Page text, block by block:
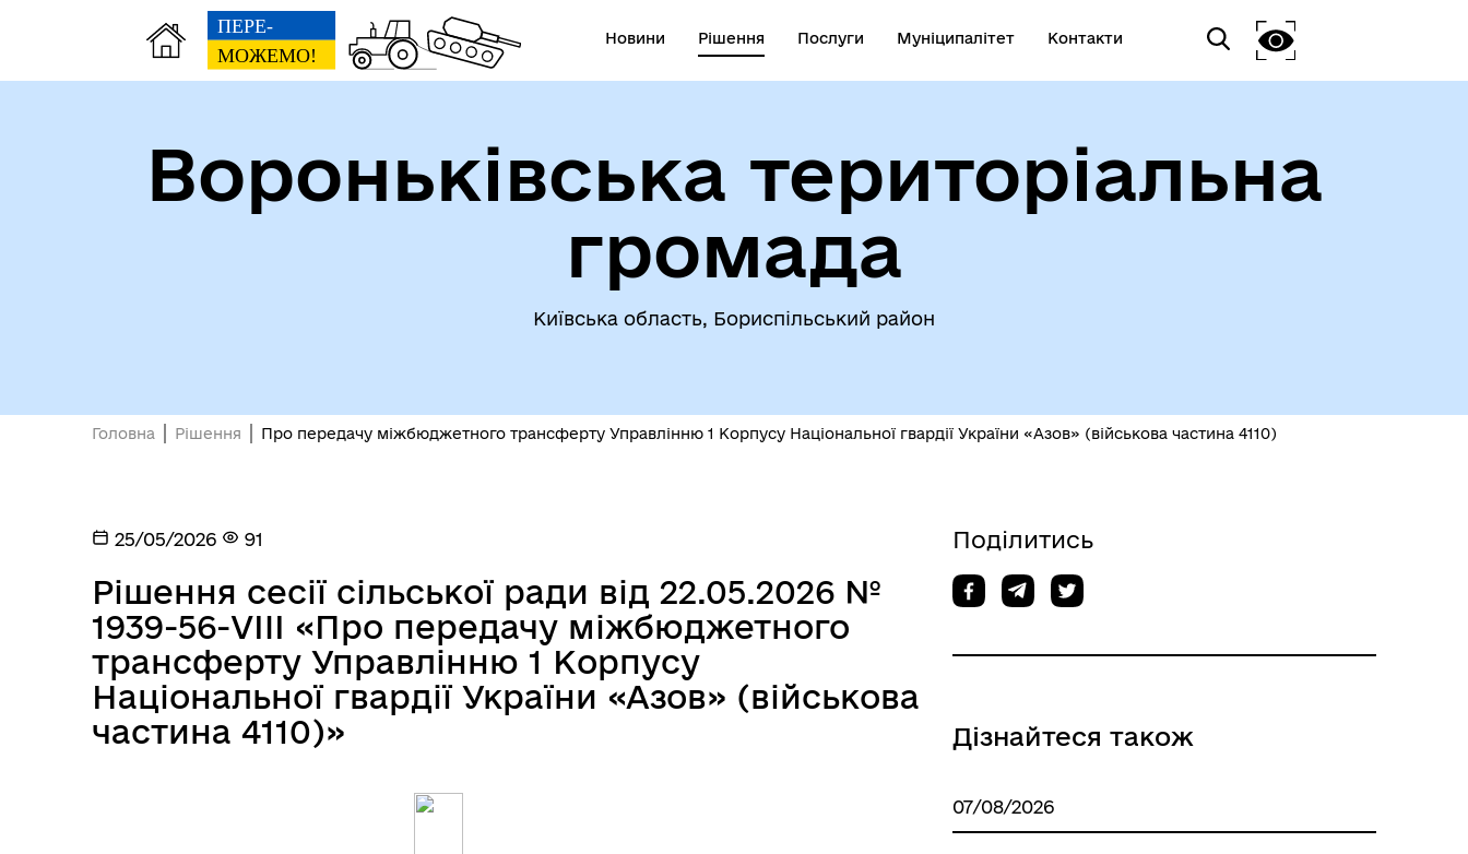
Новини Рішення Послуги Муніципалітет Контакти
Вороньківська територіальна
громада
Київська область, Бориспільський район
Головна Рішення Про передачу міжбюджетного трансферту Управлінню 1 Корпусу Національної гвардії України «Азов» (військова частина 4110)
25/05/2026 91
Рішення сесії сільської ради від 22.05.2026 №
1939-56-VIII «Про передачу міжбюджетного
трансферту Управлінню 1 Корпусу
Національної гвардії України «Азов» (військова
частина 4110)»
Поділитись
Дізнайтеся також
07/08/2026